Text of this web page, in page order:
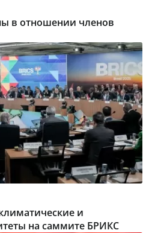
в отношении членов
и
на саммите БРИКС